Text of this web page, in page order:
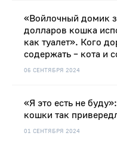
06 СЕНТЯБРЯ 2024
«Войлочный домик
долларов кошка
как туалет». Кого
содержать – кота и
01 СЕНТЯБРЯ 2024
«Я это есть не
кошки так